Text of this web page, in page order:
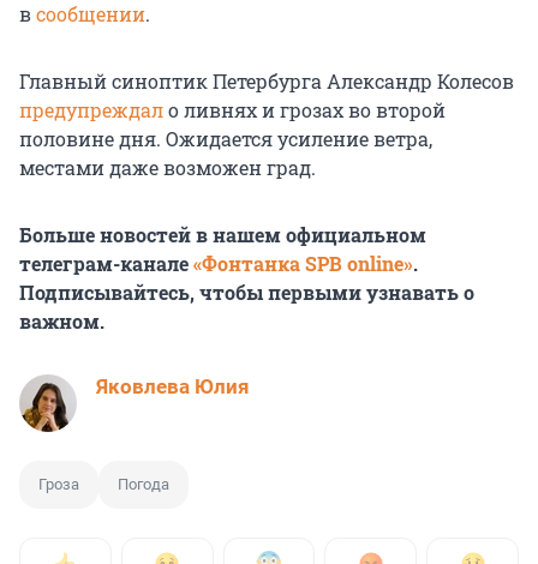
всообщении.
Главный синоптик Петербурга Александр Колесов
предупреждало ливнях и грозах во второй
половине дня. Ожидается усиление ветра,
местами даже возможен град.
Больше новостей в нашем официальном
телеграм-канале«Фонтанка SPB online».
Подписывайтесь, чтобы первыми узнавать о
важном.
Яковлева Юлия
Гроза Погода